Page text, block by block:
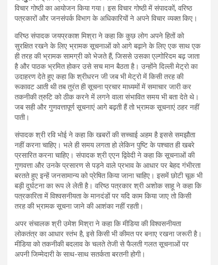
विचार गोष्ठी का आयोजन किया गया। इस विचार गोष्ठी में संपादकों, वरिष्ठ
पत्रकारों और जनसंपर्क विभाग के अधिकारियों ने अपने विचार व्यक्त किए।
वरिष्ठ संपादक जयप्रकाश मिश्रा ने कहा कि कुछ लोग अपने हितों को
सुरक्षित रखने के लिए भ्रामक सूचनाओं को आगे बढ़ाने के लिए एक साथ एक
ही तरह की भ्रामक सामग्री को भेजते हैं, जिससे उसका एल्गोरिदम बढ़ जाता
है और पाठक भ्रमित होकर उसे सच मान बैठता है। उन्होंने दिल्ली मेट्रो का
उदाहरण देते हुए कहा कि श्रीधरन जी जब भी मेट्रो में किसी तरह की
रूकावट आती थी तब तुरंत ही सूचना प्रचार माध्यमों में समाचार जारी कर
तकनीकी त्रुटि को ठीक करने में लगने वाला संभावित समय भी बता देते थे।
जब सही और गुणवत्तापूर्ण सूचनाएं आगे बढ़ती हैं तो भ्रामक सूचनाएं ठहर नहीं
पाती।
संपादक श्री रवि भोई ने कहा कि खबरों की सच्चाई अहम है इससे समझौता
नहीं करना चाहिए। भले ही समय लगता हो लेकिन पुष्टि के पश्चात ही खबरे
प्रसारित करना चाहिए। संपादक श्री एएन द्विवेदी ने कहा कि सूचनाओं की
गुणवत्ता और उनके प्रसारण से पड़ने वाले प्रभाव के आधार पर बेहद गंभीरता
बरतते हुए इन्हें जनसामान्य को प्रेषित किया जाना चाहिए। इसमें छोटी चूक भी
बड़ी दुर्घटना का रूप ले लेती है। वरिष्ठ पत्रकार श्री अशोक साहू ने कहा कि
पत्रकारिता में विश्वसनीयता के मानदंडों पर यदि काम किया जाए तो किसी
तरह की भ्रामक सूचना जाने की आशंका नहीं रहती।
अपर संचालक श्री उमेश मिश्रा ने कहा कि मीडिया की विश्वसनीयता
लोकतंत्र का आधार स्तंभ है, इसे किसी भी कीमत पर बनाए रखना जरूरी है।
मीडिया को तकनीकी बदलाव के चलते तेजी से फैलती गलत सूचनाओं पर
अपनी जिम्मेदारी के साथ-साथ सतर्कता बरतनी होगी।